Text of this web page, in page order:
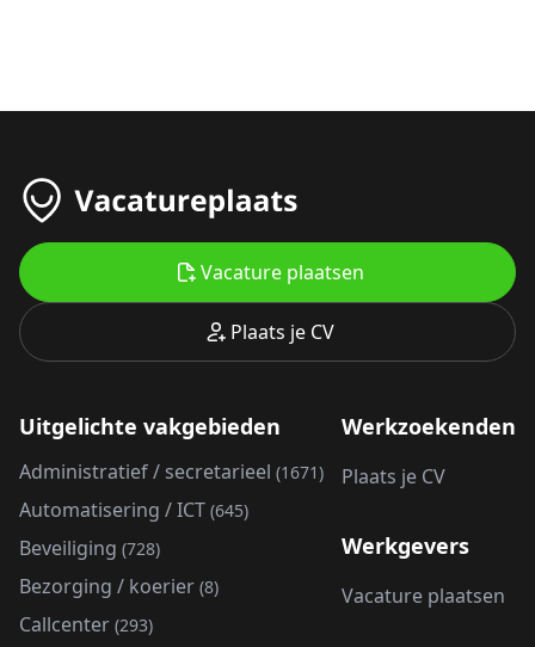
Plaats je CV
Vacature plaatsen
Uitgelichte vakgebieden
Administratief / secretarieel (1671)
Automatisering / ICT (645)
Beveiliging (728)
Bezorging / koerier (8)
Callcenter (293)
Werkzoekenden
Plaats je CV
Werkgevers
Vacature plaatsen